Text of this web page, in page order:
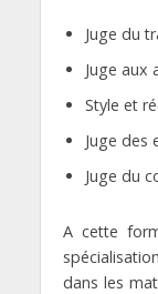
Juge du
Juge aux
Style et
Juge des
Juge du
A cette
dans les